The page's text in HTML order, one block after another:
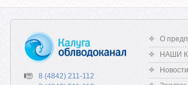
8 (4842) 211-112
О
НАШИ
Новости